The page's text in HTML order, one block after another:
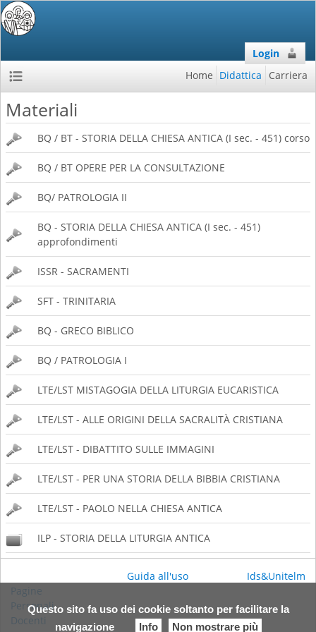
Questo sito fa uso dei cookie soltanto per facilitare la
navigazione
Info Non mostrare più
Login
Home Didattica Carriera
Materiali
BQ / BT - STORIA DELLA CHIESA ANTICA (I sec. - 451) corso
BQ / BT OPERE PER LA CONSULTAZIONE
BQ/ PATROLOGIA II
BQ - STORIA DELLA CHIESA ANTICA (I sec. - 451)
approfondimenti
ISSR - SACRAMENTI
SFT - TRINITARIA
BQ - GRECO BIBLICO
BQ / PATROLOGIA I
LTE/LST MISTAGOGIA DELLA LITURGIA EUCARISTICA
LTE/LST - ALLE ORIGINI DELLA SACRALITÀ CRISTIANA
LTE/LST - DIBATTITO SULLE IMMAGINI
LTE/LST - PER UNA STORIA DELLA BIBBIA CRISTIANA
LTE/LST - PAOLO NELLA CHIESA ANTICA
ILP - STORIA DELLA LITURGIA ANTICA
Pagine
Personali
Docenti
Guida all'uso Ids&Unitelm